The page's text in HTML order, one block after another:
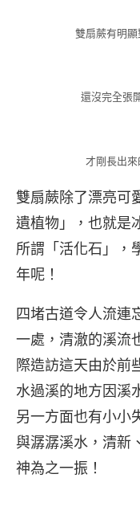
雙扇蕨有明顯
還沒完全張
才剛長出來
雙扇蕨除了漂亮可
遺植物」，也就是
所謂「活化石」，
年呢！
四堵古道令人流連
一處，清澈的溪流
際造訪這天由於前
水過溪的地方因溪
另一方面也有小小
與潺潺溪水，清新
神為之一振！